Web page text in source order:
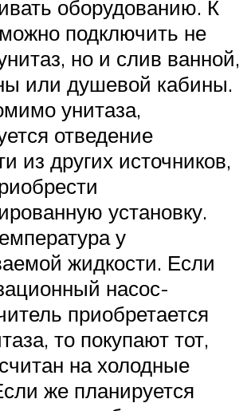
оборудованию. К
подключить не
но и слив ванной,
или душевой кабины.
унитаза,
отведение
из других источников,
установку.
у
жидкости. Если
насос-
приобретается
то покупают тот,
на холодные
же планируется